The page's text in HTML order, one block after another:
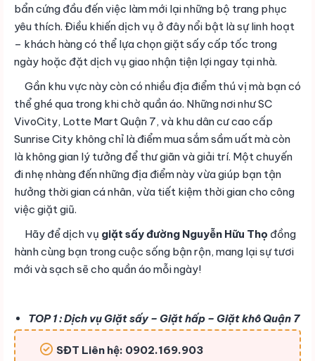
bẩn cứng đầu đến việc làm mới lại những bộ trang phục
yêu thích. Điều khiến dịch vụ ở đây nổi bật là sự linh hoạt
– khách hàng có thể lựa chọn giặt sấy cấp tốc trong
ngày hoặc đặt dịch vụ giao nhận tiện lợi ngay tại nhà.
Gần khu vực này còn có nhiều địa điểm thú vị mà bạn có
thể ghé qua trong khi chờ quần áo. Những nơi như SC
VivoCity, Lotte Mart Quận 7, và khu dân cư cao cấp
Sunrise City không chỉ là điểm mua sắm sầm uất mà còn
là không gian lý tưởng để thư giãn và giải trí. Một chuyến
đi nhẹ nhàng đến những địa điểm này vừa giúp bạn tận
hưởng thời gian cá nhân, vừa tiết kiệm thời gian cho công
việc giặt giũ.
Hãy để dịch vụ giặt sấy đường Nguyễn Hữu Thọ đồng
hành cùng bạn trong cuộc sống bận rộn, mang lại sự tươi
mới và sạch sẽ cho quần áo mỗi ngày!
TOP 1 : Dịch vụ Giặt sấy – Giặt hấp – Giặt khô Quận 7
SĐT Liên hệ: 0902.169.903